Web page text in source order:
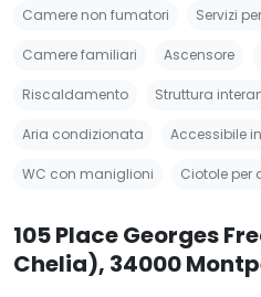
Camere non fumatori Servizi
Camere familiari Ascensore
Riscaldamento Struttura
Aria condizionata Accessibile
WC con maniglioni Ciotole per
105 Place Georges
Chelia), 34000